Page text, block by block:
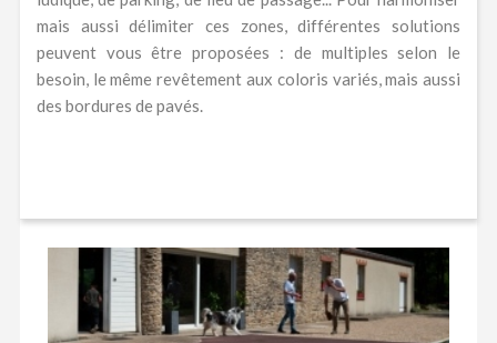
mais aussi délimiter ces zones, différentes solutions
peuvent vous être proposées : de multiples selon le
besoin, le même revêtement aux coloris variés, mais aussi
des bordures de pavés.